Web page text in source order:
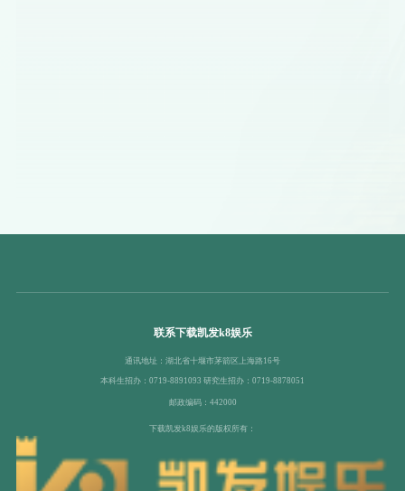
联系下载凯发k8娱乐
通讯地址：湖北省十堰市茅箭区上海路16号
本科生招办：0719-8891093 研究生招办：0719-8878051
邮政编码：442000
下载凯发k8娱乐的版权所有：